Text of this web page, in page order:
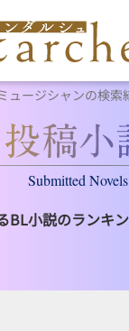
ュージシャンの検索
Submitted Novels
小説のランキン